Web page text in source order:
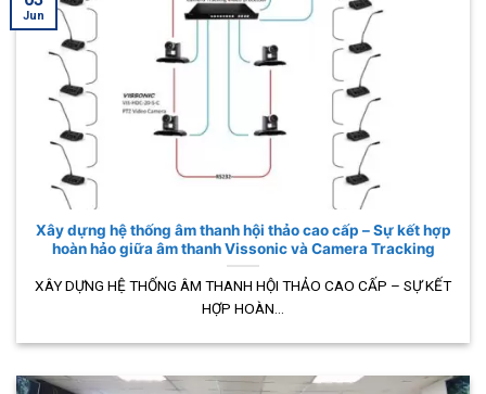
Xây dựng hệ thống âm thanh hội thảo cao cấp – Sự kết hợp
hoàn hảo giữa âm thanh Vissonic và Camera Tracking
XÂY DỰNG HỆ THỐNG ÂM THANH HỘI THẢO CAO CẤP – SỰ KẾT
HỢP HOÀN...
Jun